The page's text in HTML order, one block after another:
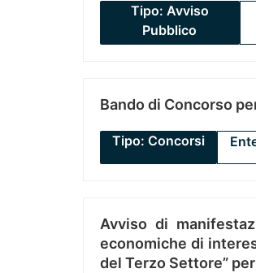
Tipo: Avviso
Pubblico
Bando di Concorso
Tipo: Concorsi
Avviso di
economiche di
del Terzo Settore”